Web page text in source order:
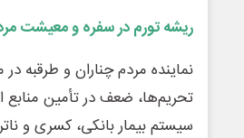
ریشه تورم در سفره و معیشت
نماینده مردم چناران و طرقبه
تحریم‌ها، ضعف در تأمین منابع
سیستم بیمار بانکی، کسری و